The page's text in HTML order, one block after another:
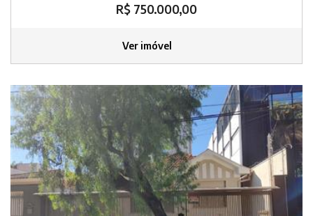
R$ 750.000,00
Ver imóvel